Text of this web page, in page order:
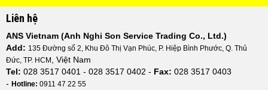
Liên hệ
ANS Vietnam (Anh Nghi Son Service Trading Co., Ltd.)
Add: 135 Đường số 2, Khu Đô Thị Vạn Phúc, P. Hiệp Bình Phước, Q. Thủ
Đức, TP. HCM
, Việt Nam
Tel: 028 3517 0401 - 028 3517 0402 - Fax: 028 3517 0403
- Hotline: 0911 47 22 55